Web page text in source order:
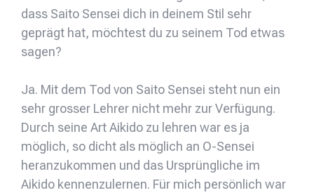
dass Saito Sensei dich in deinem Stil sehr
geprägt hat, möchtest du zu seinem Tod etwas
sagen?
Ja. Mit dem Tod von Saito Sensei steht nun ein
sehr grosser Lehrer nicht mehr zur Verfügung.
Durch seine Art Aikido zu lehren war es ja
möglich, so dicht als möglich an O-Sensei
heranzukommen und das Ursprüngliche im
Aikido kennenzulernen. Für mich persönlich war